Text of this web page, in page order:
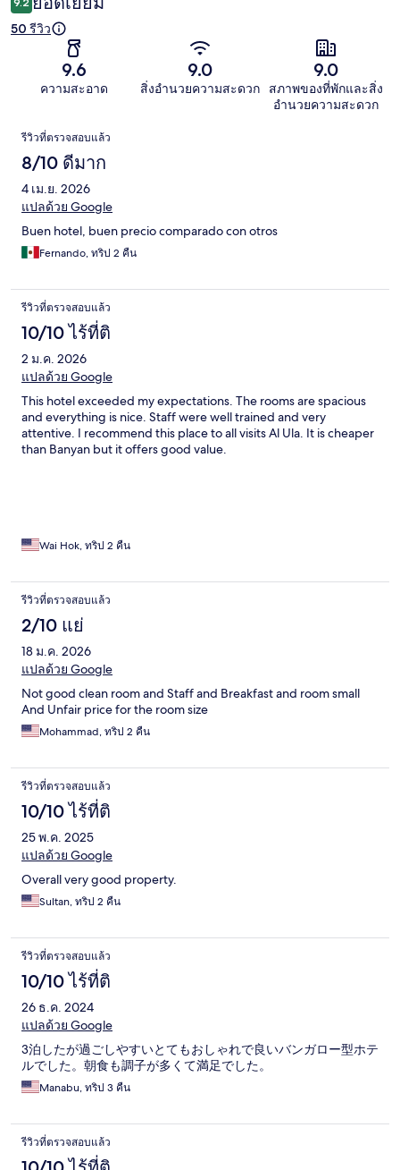
50 รีวิว
9.6
ความสะอาด
9.0
สิ่งอำนวยความสะดวก
9.0
สภาพของที่พักและสิ่ง
อำนวยความสะดวก
รีวิว
รีวิวที่ตรวจสอบแล้ว
8/10 ดีมาก
4 เม.ย. 2026
แปลด้วย Google
Buen hotel, buen precio comparado con otros
Fernando, ทริป 2 คืน
รีวิวที่ตรวจสอบแล้ว
10/10 ไร้ที่ติ
2 ม.ค. 2026
แปลด้วย Google
This hotel exceeded my expectations. The rooms are spacious
and everything is nice. Staff were well trained and very
attentive. I recommend this place to all visits Al Ula. It is cheaper
than Banyan but it offers good value.
Wai Hok, ทริป 2 คืน
รีวิวที่ตรวจสอบแล้ว
2/10 แย่
18 ม.ค. 2026
แปลด้วย Google
Not good clean room and Staff and Breakfast and room small
And Unfair price for the room size
Mohammad, ทริป 2 คืน
รีวิวที่ตรวจสอบแล้ว
10/10 ไร้ที่ติ
25 พ.ค. 2025
แปลด้วย Google
Overall very good property.
Sultan, ทริป 2 คืน
รีวิวที่ตรวจสอบแล้ว
10/10 ไร้ที่ติ
26 ธ.ค. 2024
แปลด้วย Google
3泊したが過ごしやすいとてもおしゃれで良いバンガロー型ホテ
ルでした。朝食も調子が多くて満足でした。
Manabu, ทริป 3 คืน
รีวิวที่ตรวจสอบแล้ว